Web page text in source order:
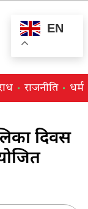
EN
राजनीति धर्म
दिवस